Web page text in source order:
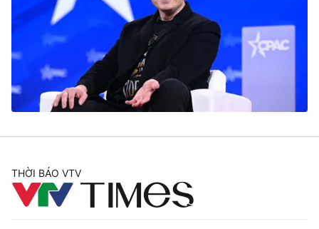
Thế giới
Tin tức
Thế giới đó đây
Câu chuyện quốc tế
Kinh tế
Tài chính
Thị trường
Góc doanh nghiệp
Dữ liệu và đời sống
Truyền hình
Phim VTV
Hậu trường
Giải trí
Điện ảnh
THỜI BÁO VTV